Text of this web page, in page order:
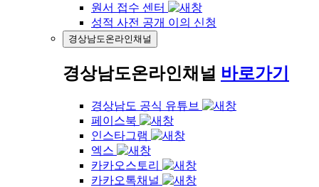
원서 접수 센터
성적 사전 공개 이의 신청
경상남도온라인채널
경상남도온라인채널 바로가기
경상남도 공식 유튜브
페이스북
인스타그램
엑스
카카오스토리
카카오톡채널